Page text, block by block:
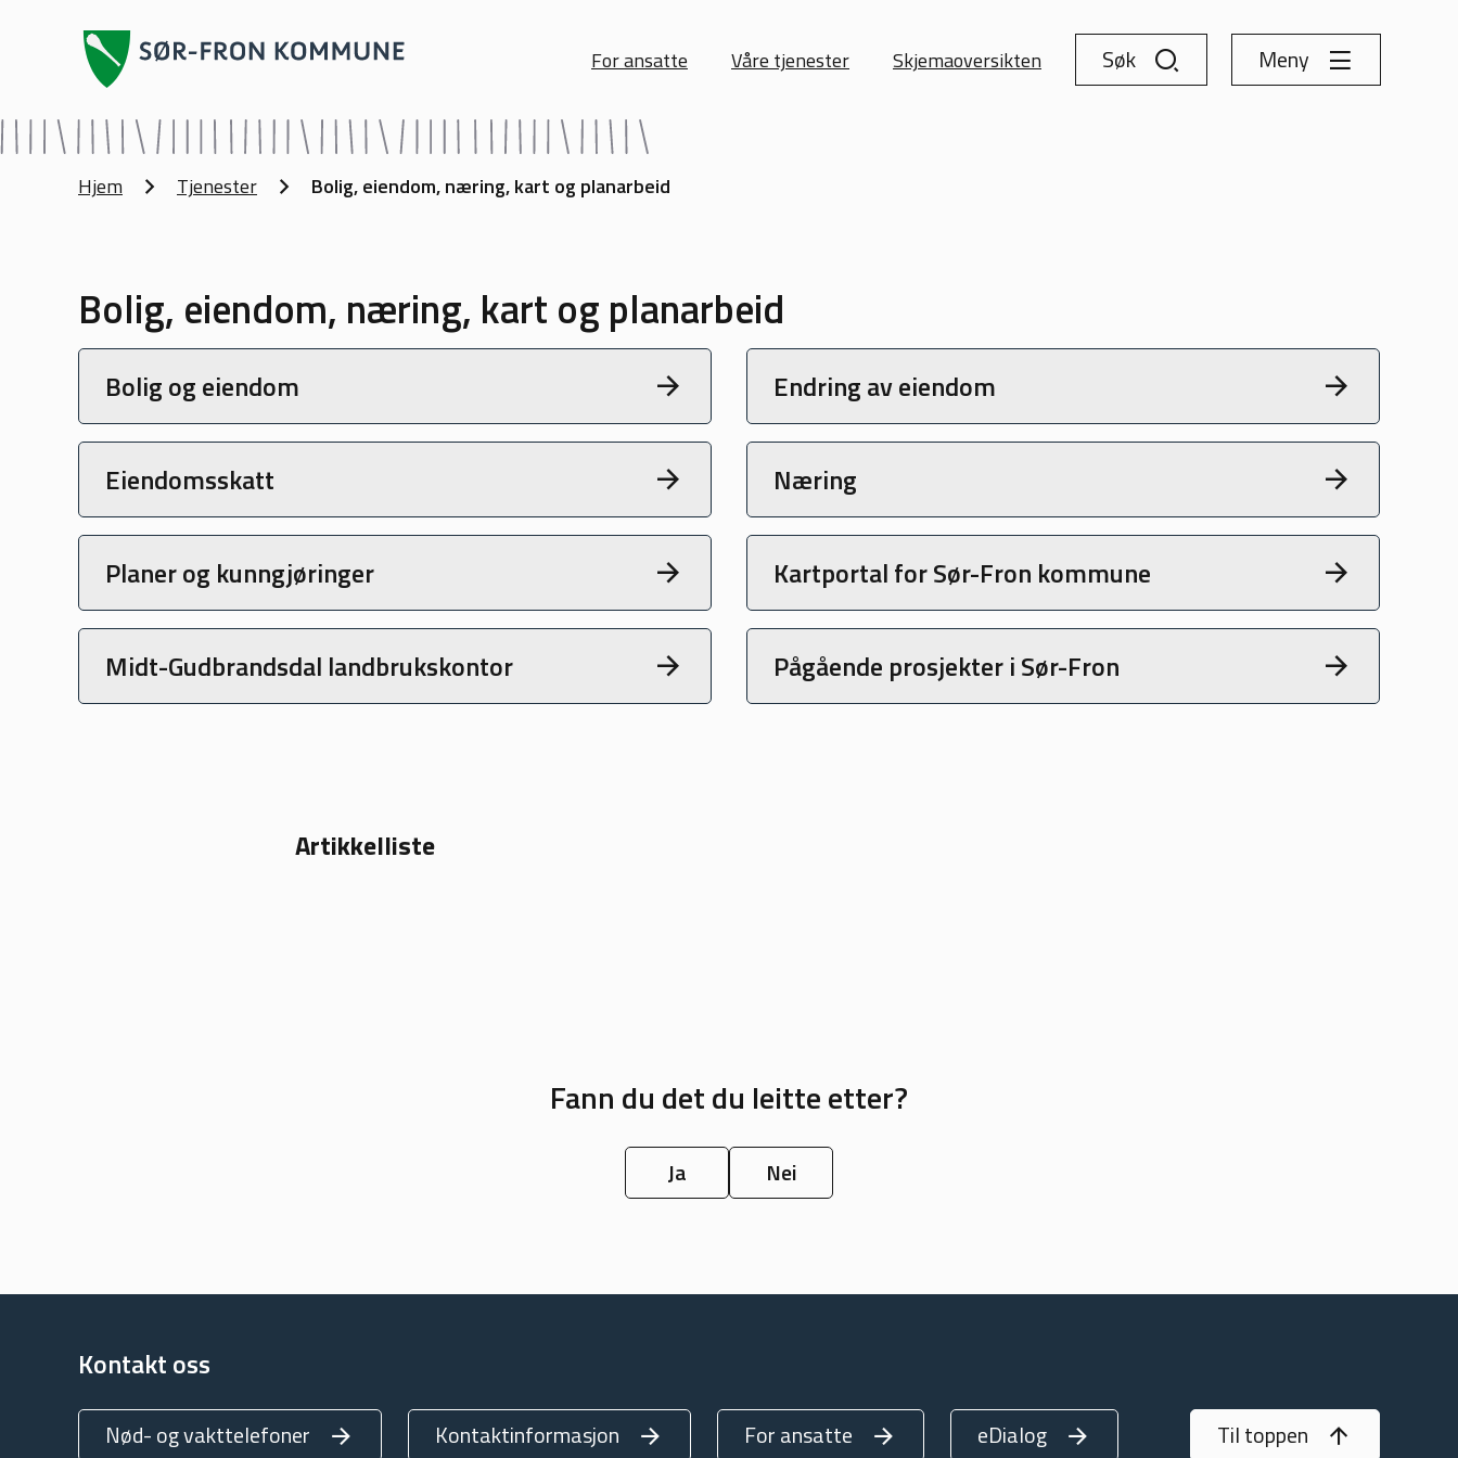
For ansatte Våre tjenester Skjemaoversikten Søk Meny
Du er her:
Hjem Tjenester Bolig, eiendom, næring, kart og planarbeid
Bolig, eiendom, næring, kart og planarbeid
Bolig og eiendom Endring av eiendom
Eiendomsskatt Næring
Planer og kunngjøringer Kartportal for Sør-Fron kommune
Midt-Gudbrandsdal landbrukskontor Pågående prosjekter i Sør-Fron
Artikkelliste
Fann du det du leitte etter?
Ja Nei
Kontakt oss
Nød- og vakttelefoner Kontaktinformasjon For ansatte eDialog Til toppen